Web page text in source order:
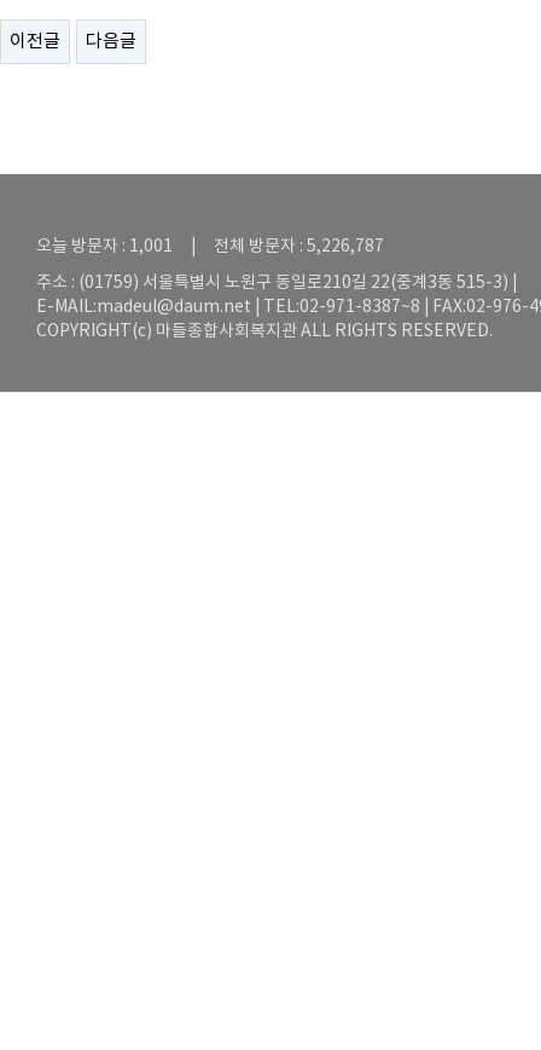
이전글 다음글
오늘 방문자 : 1,001 | 전체 방문자 : 5,226,787
주소 : (01759) 서울특별시 노원구 동일로210길 22(중계3동 515-3) |
E-MAIL:madeul@daum.net | TEL:02-971-8387~8 | FAX:02-976-
COPYRIGHT(c) 마들종합사회복지관 ALL RIGHTS RESERVED.